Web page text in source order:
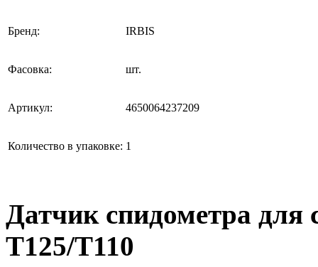
Бренд: IRBIS
Фасовка: шт.
Артикул: 4650064237209
Количество в упаковке: 1
Датчик спидометра для
T125/T110